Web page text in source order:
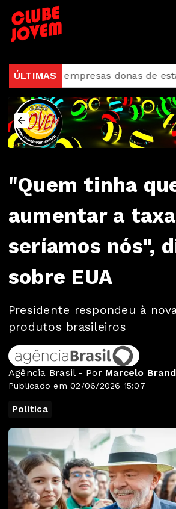
ÚLTIMAS
empresas donas de estaleiro
"Quem tinha
aumentar a taxa
seríamos nós",
sobre EUA
Presidente respondeu à
produtos brasileiros
Agência Brasil - Por Marcelo
Publicado em 02/06/2026 15:07
Politica